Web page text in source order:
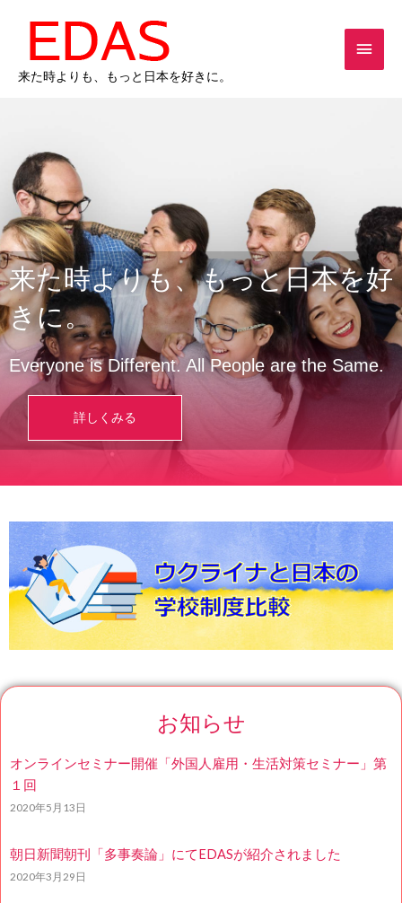
来た時よりも、もっと日本を好きに。
メ
イ
ュ
ー
来た時よりも、もっと日本を好
きに。
Everyone is Different. All People are the Same.
詳しくみる
お知らせ
オンラインセミナー開催「外国人雇用・生活対策セミナー」第
１回
2020年5月13日
朝日新聞朝刊「多事奏論」にてEDASが紹介されました
2020年3月29日